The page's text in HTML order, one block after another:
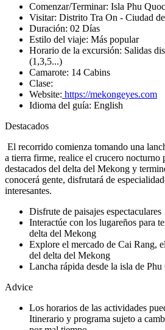
Comenzar/Terminar: Isla Phu
Visitar: Distrito Tra On - Ciudad
Duración: 02 Días
Estilo del viaje: Más popular
Horario de la excursión: Salidas
(1,3,5...)
Camarote: 14 Cabins
Clase:
Website: https://mekongeyes.com
Idioma del guía: English
Destacados
El recorrido comienza tomando una
a tierra firme, realice el crucero nocturno
destacados del delta del Mekong y
conocerá gente, disfrutará de
interesantes.
Disfrute de paisajes espectaculares
Interactúe con los lugareños para
delta del Mekong
Explore el mercado de Cai Rang,
del delta del Mekong
Lancha rápida desde la isla de
Advice
Los horarios de las actividades
Itinerario y programa sujeto a